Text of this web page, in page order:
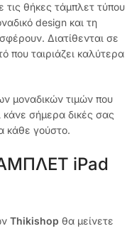
θήκες τάμπλετ τύπου
design και τη
Διατίθενται σε
που ταιριάζει καλύτερα
μοναδικών τιμών που
κάνε σήμερα δικές σας
κάθε γούστο.
iPad
Thikishop θα μείνετε